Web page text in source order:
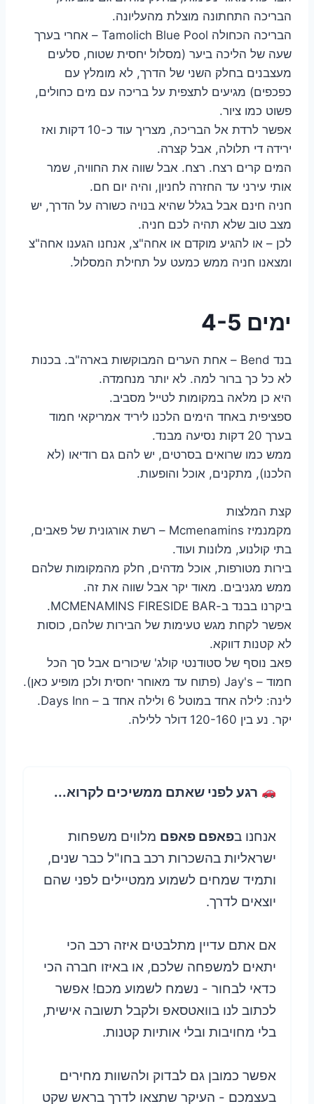
הבריכה התחתונה מוצלת מהעליונה.
הבריכה הכחולה Tamolich Blue Pool – אחרי בערך
שעה של הליכה ביער (מסלול יחסית שטוח, סלעים
מעצבנים בחלק השני של הדרך, לא מומלץ עם
כפכפים) מגיעים לתצפית על בריכה עם מים כחולים,
פשוט כמו ציור.
אפשר לרדת אל הבריכה, מצריך עוד כ-10 דקות ואז
ירידה די תלולה, אבל קצרה.
המים קרים רצח. רצח. אבל שווה את החוויה, שמר
אותי עירני עד החזרה לחניון, והיה יום חם.
חניה חינם אבל בגלל שהיא בנויה כשורה על הדרך, יש
מצב טוב שלא תהיה לכם חניה.
לכן – או להגיע מוקדם או אחה"צ, אנחנו הגענו אחה"צ
ומצאנו חניה ממש כמעט על תחילת המסלול.
ימים 4-5
בנד Bend – אחת הערים המבוקשות בארה"ב. בכנות
לא כל כך ברור למה. לא יותר מנחמדה.
היא כן מלאה במקומות לטייל מסביב.
ספציפית באחד הימים הלכנו ליריד אמריקאי חמוד
בערך 20 דקות נסיעה מבנד.
ממש כמו שרואים בסרטים, יש להם גם רודיאו (לא
הלכנו), מתקנים, אוכל והופעות.
קצת המלצות
מקמנמיז Mcmenamins – רשת אורגונית של פאבים,
בתי קולנוע, מלונות ועוד.
בירות מטורפות, אוכל מדהים, חלק מהמקומות שלהם
ממש מגניבים. מאוד יקר אבל שווה את זה.
ביקרנו בבנד ב-MCMENAMINS FIRESIDE BAR.
אפשר לקחת מגש טעימות של הבירות שלהם, כוסות
לא קטנות דווקא.
פאב נוסף של סטודנטי קולג' שיכורים אבל סך הכל
חמוד – Jay's (פתוח עד מאוחר יחסית ולכן מופיע כאן).
לינה: לילה אחד במוטל 6 ולילה אחד ב – Days Inn.
יקר. נע בין 120-160 דולר ללילה.
רגע לפני שאתם ממשיכים לקרוא...
אנחנו בפאפם פאפם מלווים משפחות
ישראליות בהשכרות רכב בחו"ל כבר שנים,
ותמיד שמחים לשמוע ממטיילים לפני שהם
יוצאים לדרך.
אם אתם עדיין מתלבטים איזה רכב הכי
יתאים למשפחה שלכם, או באיזו חברה הכי
כדאי לבחור - נשמח לשמוע מכם! אפשר
לכתוב לנו בוואטסאפ ולקבל תשובה אישית,
בלי מחויבות ובלי אותיות קטנות.
אפשר כמובן גם לבדוק ולהשוות מחירים
בעצמכם - העיקר שתצאו לדרך בראש שקט